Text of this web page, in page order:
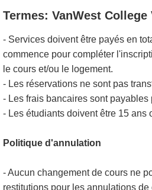
Termes: VanWest College
- Services doivent être payés en
commence pour compléter
le cours et/ou le logement.
- Les réservations ne sont pas
- Les frais bancaires sont payables
- Les étudiants doivent être 15 ans
Politique d'annulation
- Aucun changement de cours ne
restitutions pour les annulations de